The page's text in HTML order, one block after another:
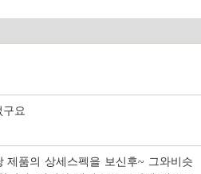
요
제품의 상세스펙을 보신후~ 그와비슷